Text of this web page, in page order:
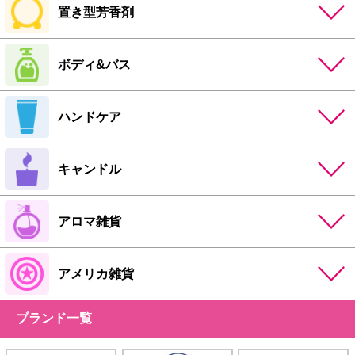
置き型芳香剤
ボディ&バス
ハンドケア
キャンドル
アロマ雑貨
アメリカ雑貨
ブランド一覧